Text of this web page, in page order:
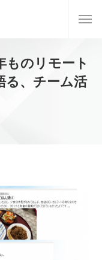
ものリモート
る、チーム活